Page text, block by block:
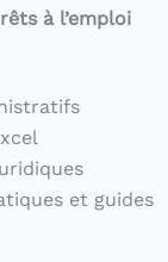
à l’emploi
et guides